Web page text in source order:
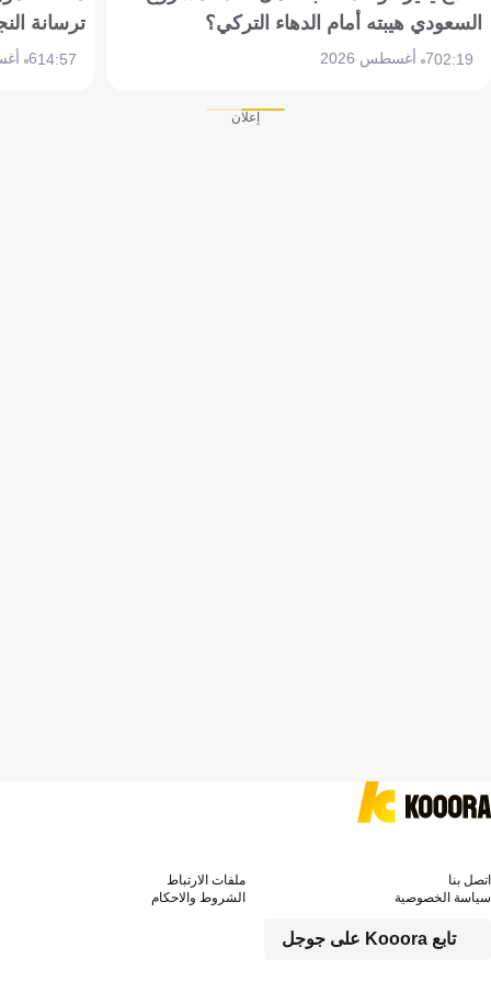
السعودي هيبته أمام الدهاء التركي؟
02:197 أغسطس 2026
ترسانة
14:576 أغسطس 2026
إعلان
تابع Kooora على جوجل
اتصل بنا
ملفات الارتباط
سياسة الخصوصية
الشروط والاحكام